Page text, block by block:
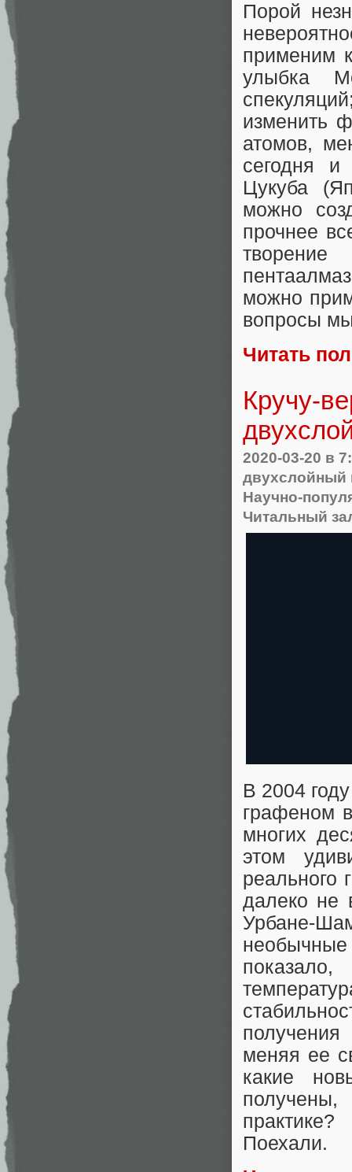
Порой
применим
улыбка
изменить
атомов,
сегодня и
Цукуба
можно
прочнее
можно
вопросы
Читать
Кручу-
2020-03-20 в
двухслойный
Научно-
Читальный
В 2004
графеном
многих
этом
реального
далеко не
Урбане-
меняя ее
какие
Поехали.